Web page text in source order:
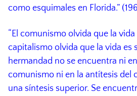
como esquimales en Florida.”
“El comunismo olvida que la vida
capitalismo olvida que la vida es
hermandad no se encuentra ni
comunismo ni en la antítesis del
una síntesis superior. Se